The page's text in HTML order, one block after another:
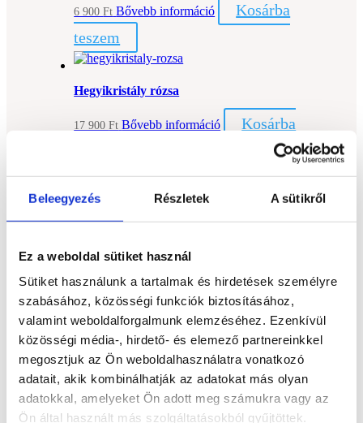
Beleegyezés Részletek A sütikről
Ez a weboldal sütiket használ
Sütiket használunk a tartalmak és hirdetések személyre
szabásához, közösségi funkciók biztosításához,
valamint weboldalforgalmunk elemzéséhez. Ezenkívül
közösségi média-, hirdető- és elemező partnereinkkel
megosztjuk az Ön weboldalhasználatra vonatkozó
adatait, akik kombinálhatják az adatokat más olyan
adatokkal, amelyeket Ön adott meg számukra vagy az
Ön által használt más szolgáltatásokból gyűjtöttek.
6 900Ft Bővebb információ
Kosárba
teszem
Hegyikristály rózsa
17 900Ft Bővebb információ
Kosárba
Hegyikristály ásvány inga
teszem
Hegyikristály ásvány inga
Ft
Kosárba
teszem